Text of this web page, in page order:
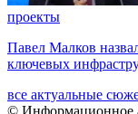
проекты
Павел Малков
ключевых
все актуальные
© Информационное